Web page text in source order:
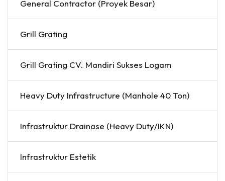
General Contractor (Proyek Besar)
Grill Grating
Grill Grating CV. Mandiri Sukses Logam
Heavy Duty Infrastructure (Manhole 40 Ton)
Infrastruktur Drainase (Heavy Duty/IKN)
Infrastruktur Estetik